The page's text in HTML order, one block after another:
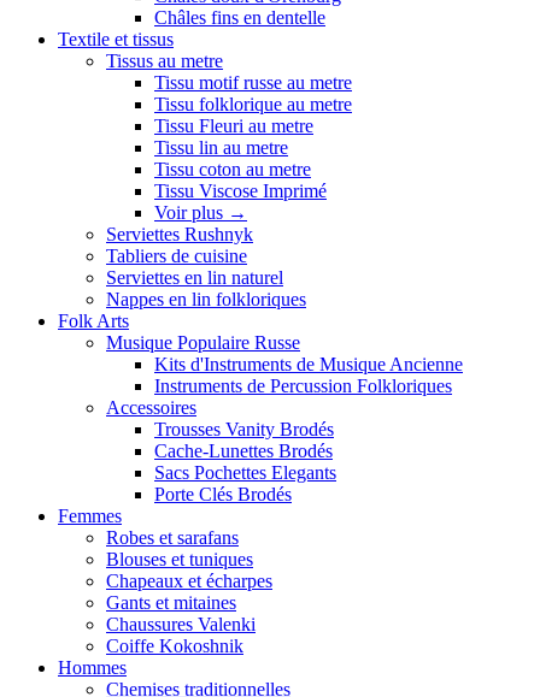
Châles fins en dentelle
Textile et tissus
Tissus au metre
Tissu motif russe au metre
Tissu folklorique au metre
Tissu Fleuri au metre
Tissu lin au metre
Tissu coton au metre
Tissu Viscose Imprimé
Voir plus →
Serviettes Rushnyk
Tabliers de cuisine
Serviettes en lin naturel
Nappes en lin folkloriques
Folk Arts
Musique Populaire Russe
Kits d'Instruments de Musique Ancienne
Instruments de Percussion Folkloriques
Accessoires
Trousses Vanity Brodés
Cache-Lunettes Brodés
Sacs Pochettes Elegants
Porte Clés Brodés
Femmes
Robes et sarafans
Blouses et tuniques
Chapeaux et écharpes
Gants et mitaines
Chaussures Valenki
Coiffe Kokoshnik
Hommes
Chemises traditionnelles